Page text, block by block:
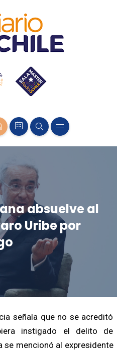
absuelve al
Uribe por
señala que no se acreditó
instigado el delito de
se mencionó al expresidente